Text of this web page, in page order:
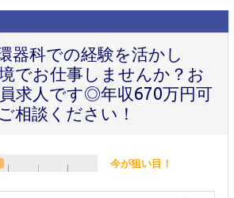
器科での経験を活かし
でお仕事しませんか？お
求人です◎年収670万円可
相談ください！
今が狙い目！